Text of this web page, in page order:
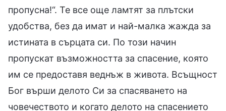
пропусна!“. Те все още ламтят за плътски
удобства, без да имат и най-малка жажда за
истината в сърцата си. По този начин
пропускат възможността за спасение, която
им се предоставя веднъж в живота. Всъщност
Бог върши делото Си за спасяването на
човечеството и когато делото на спасението